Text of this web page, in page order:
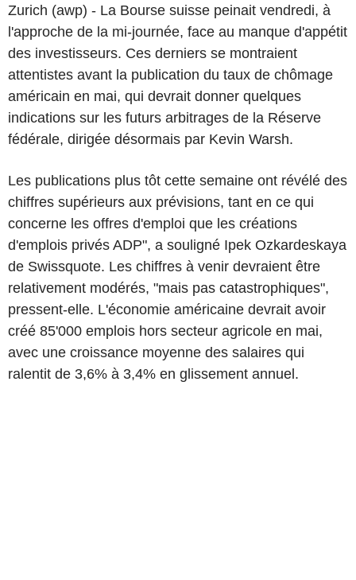
Zurich (awp) - La Bourse suisse peinait vendredi, à
l'approche de la mi-journée, face au manque d'appétit
des investisseurs. Ces derniers se montraient
attentistes avant la publication du taux de chômage
américain en mai, qui devrait donner quelques
indications sur les futurs arbitrages de la Réserve
fédérale, dirigée désormais par Kevin Warsh.
Les publications plus tôt cette semaine ont révélé des
chiffres supérieurs aux prévisions, tant en ce qui
concerne les offres d'emploi que les créations
d'emplois privés ADP", a souligné Ipek Ozkardeskaya
de Swissquote. Les chiffres à venir devraient être
relativement modérés, "mais pas catastrophiques",
pressent-elle. L'économie américaine devrait avoir
créé 85'000 emplois hors secteur agricole en mai,
avec une croissance moyenne des salaires qui
ralentit de 3,6% à 3,4% en glissement annuel.